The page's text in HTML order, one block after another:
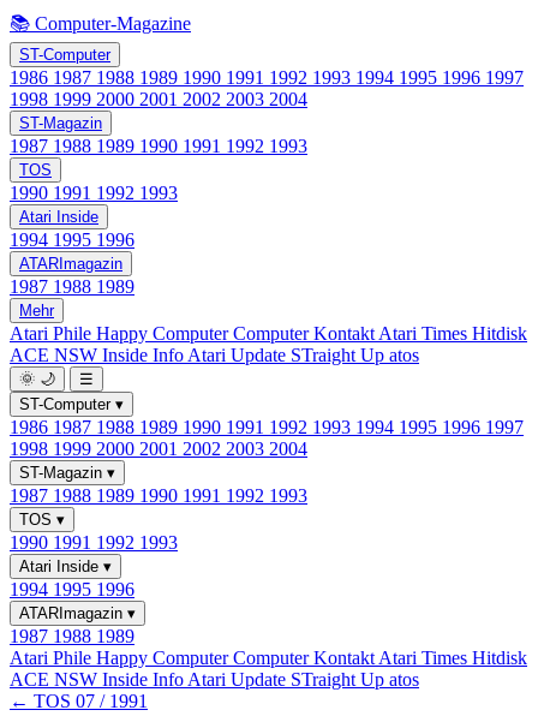
📚 Computer-Magazine
ST-Computer
1986 1987 1988 1989 1990 1991 1992 1993 1994 1995 1996 1997
1998 1999 2000 2001 2002 2003 2004
ST-Magazin
1987 1988 1989 1990 1991 1992 1993
TOS
1990 1991 1992 1993
Atari Inside
1994 1995 1996
ATARImagazin
1987 1988 1989
Mehr
Atari Phile Happy ComputerComputer Kontakt Atari Times Hitdisk
ACE NSW Inside Info Atari Update STraight Up atos
🌞 🌙
☰
ST-Computer ▾
1986 1987 1988 1989 1990 1991 1992 1993 1994 1995 1996 1997
1998 1999 2000 2001 2002 2003 2004
ST-Magazin ▾
1987 1988 1989 1990 1991 1992 1993
TOS ▾
1990 1991 1992 1993
Atari Inside ▾
1994 1995 1996
ATARImagazin ▾
1987 1988 1989
Atari Phile Happy ComputerComputer Kontakt Atari Times Hitdisk
ACE NSW Inside Info Atari Update STraight Up atos
← TOS 07 / 1991